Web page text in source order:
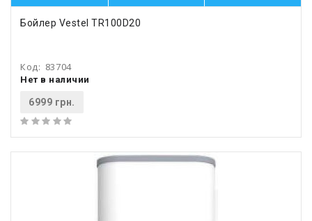
Бойлер Vestel TR100D20
Код: 83704
Нет в наличии
6999 грн.